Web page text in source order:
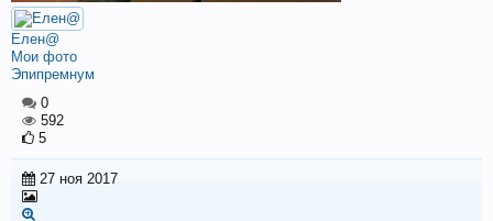
Елен@
Мои фото
Эпипремнум
0
592
5
27 ноя 2017